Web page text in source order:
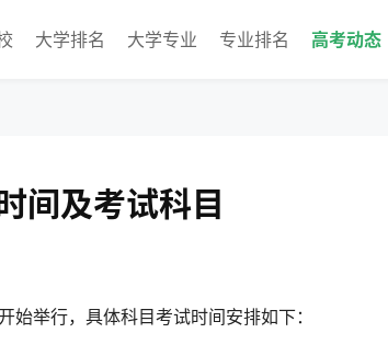
大学排名 大学专业 专业排名 高考动态
间及考试科目
举行，具体科目考试时间安排如下：